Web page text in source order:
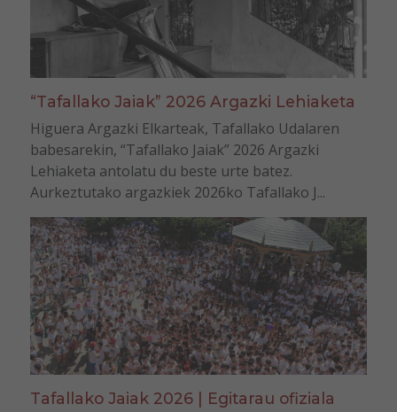
“Tafallako Jaiak” 2026 Argazki Lehiaketa
Higuera Argazki Elkarteak, Tafallako Udalaren
babesarekin, “Tafallako Jaiak” 2026 Argazki
Lehiaketa antolatu du beste urte batez.
Aurkeztutako argazkiek 2026ko Tafallako J...
Tafallako Jaiak 2026 | Egitarau ofiziala